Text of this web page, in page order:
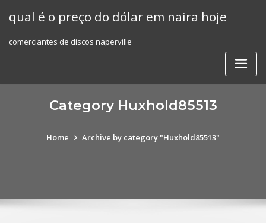
qual é o preço do dólar em naira hoje
comerciantes de discos naperville
Category Huxhold85513
Home Archive by category "Huxhold85513"